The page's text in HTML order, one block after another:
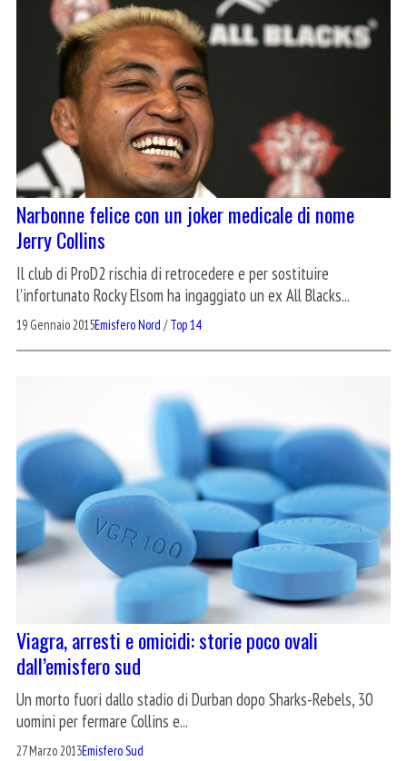
Narbonne felice con un joker medicale di nome
Jerry Collins
Il club di ProD2 rischia di retrocedere e per sostituire
l'infortunato Rocky Elsom ha ingaggiato un ex All Blacks...
19 Gennaio 2015Emisfero Nord /Top 14
Viagra, arresti e omicidi: storie poco ovali
dall’emisfero sud
Un morto fuori dallo stadio di Durban dopo Sharks-Rebels, 30
uomini per fermare Collins e...
27 Marzo 2013Emisfero Sud